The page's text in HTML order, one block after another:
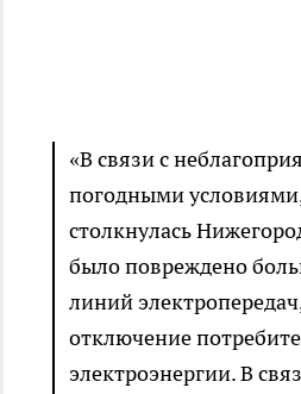
«В связи с
погодными
столкнулась
было повреждено
линий
отключение
электроэнергии. В